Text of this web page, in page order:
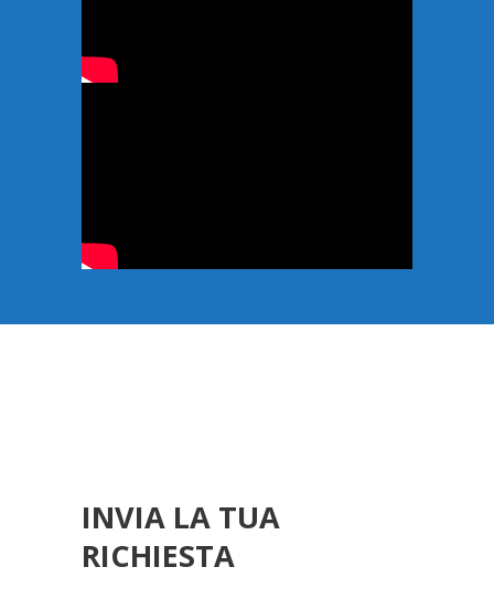
INVIA LA TUA
RICHIESTA